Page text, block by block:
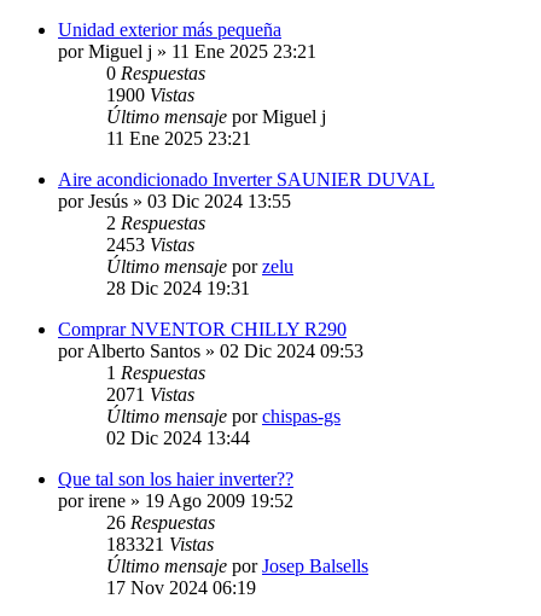
Unidad exterior más pequeña
porMiguel j » 11 Ene 2025 23:21
0 Respuestas
1900 Vistas
Último mensaje porMiguel j
11 Ene 2025 23:21
Aire acondicionado Inverter SAUNIER DUVAL
porJesús » 03 Dic 2024 13:55
2 Respuestas
2453 Vistas
Último mensaje porzelu
28 Dic 2024 19:31
Comprar NVENTOR CHILLY R290
porAlberto Santos » 02 Dic 2024 09:53
1 Respuestas
2071 Vistas
Último mensaje porchispas-gs
02 Dic 2024 13:44
Que tal son los haier inverter??
porirene » 19 Ago 2009 19:52
26 Respuestas
183321 Vistas
Último mensaje porJosep Balsells
17 Nov 2024 06:19